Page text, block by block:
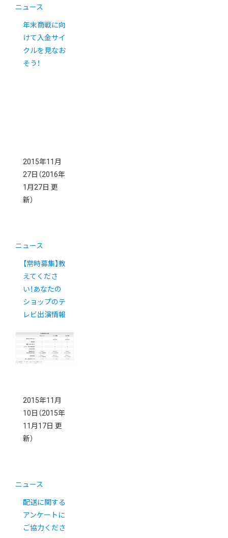
ニュース
年末商戦に向
けて入金サイ
クルを見なお
そう！
2015年11月
27日 （2016年
1月27日 更
新）
ニュース
【常時募集】教
えてくださ
い！あなたの
ショップのテ
レビ出演情報
2015年11月
10日 （2015年
11月17日 更
新）
ニュース
配送に関する
アンケートに
ご協力くださ